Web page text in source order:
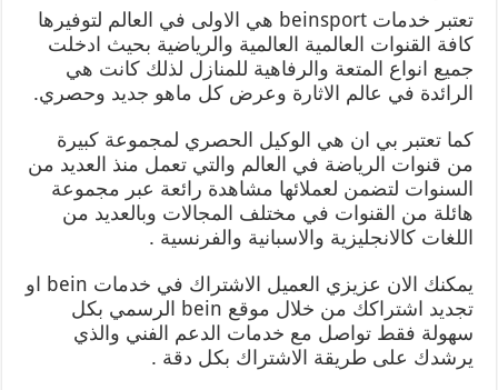
تعتبر خدمات beinsport هي الاولى في العالم لتوفيرها
كافة القنوات العالمية العالمية والرياضية بحيث ادخلت
جميع انواع المتعة والرفاهية للمنازل لذلك كانت هي
الرائدة في عالم الاثارة وعرض كل ماهو جديد وحصري.
كما تعتبر بي ان هي الوكيل الحصري لمجموعة كبيرة
من قنوات الرياضة في العالم والتي تعمل منذ العديد من
السنوات لتضمن لعملائها مشاهدة رائعة عبر مجموعة
هائلة من القنوات في مختلف المجالات وبالعديد من
اللغات كالانجليزية والاسبانية والفرنسية .
يمكنك الان عزيزي العميل الاشتراك في خدمات bein او
تجديد اشتراكك من خلال موقع bein الرسمي بكل
سهولة فقط تواصل مع خدمات الدعم الفني والذي
يرشدك على طريقة الاشتراك بكل دقة .